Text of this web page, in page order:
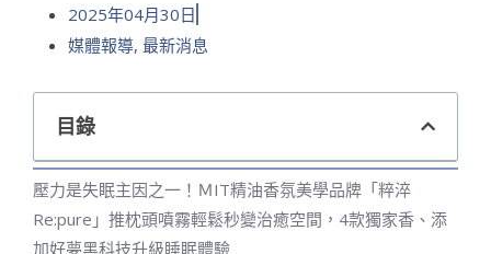
2025年04月30日
媒體報導, 最新消息
目錄
壓力是失眠主因之一！ＭIT精油香氛美學品牌「粹淬
Re:pure」推枕頭噴霧輕鬆秒變治癒空間，4款獨家香、添
加好夢黑科技升級睡眠體驗